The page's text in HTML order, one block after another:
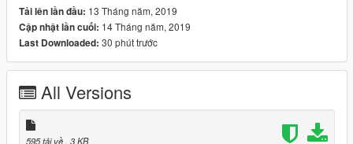
Tải lên lần đầu: 13 Tháng năm, 2019
Cập nhật lần cuối: 14 Tháng năm, 2019
Last Downloaded: 30 phút trước
All Versions
595 tải về, 3 KB